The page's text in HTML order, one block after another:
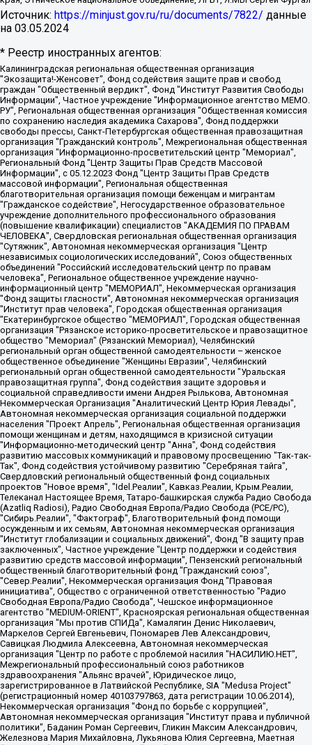
Источник: https://minjust.gov.ru/ru/documents/7822/ данные
на 03.05.2024
* Реестр иностранных агентов:
Калининградская региональная общественная организация "Экозащита!-Женсовет", Фонд содействия защите прав и свобод граждан "Общественный вердикт", Фонд "Институт Развития Свободы Информации", Частное учреждение "Информационное агентство МЕМО. РУ", Региональная общественная организация "Общественная комиссия по сохранению наследия академика Сахарова", Фонд поддержки свободы прессы, Санкт-Петербургская общественная правозащитная организация "Гражданский контроль", Межрегиональная общественная организация "Информационно-просветительский центр "Мемориал", Региональный Фонд "Центр Защиты Прав Средств Массовой Информации", с 05.12.2023 Фонд "Центр Защиты Прав Средств массовой информации", Региональная общественная благотворительная организация помощи беженцам и мигрантам "Гражданское содействие", Негосударственное образовательное учреждение дополнительного профессионального образования (повышение квалификации) специалистов "АКАДЕМИЯ ПО ПРАВАМ ЧЕЛОВЕКА", Свердловская региональная общественная организация "Сутяжник", Автономная некоммерческая организация "Центр независимых социологических исследований", Союз общественных объединений "Российский исследовательский центр по правам человека", Региональное общественное учреждение научно-информационный центр "МЕМОРИАЛ", Некоммерческая организация "Фонд защиты гласности", Автономная некоммерческая организация "Институт прав человека", Городская общественная организация "Екатеринбургское общество "МЕМОРИАЛ", Городская общественная организация "Рязанское историко-просветительское и правозащитное общество "Мемориал" (Рязанский Мемориал), Челябинский региональный орган общественной самодеятельности – женское общественное объединение "Женщины Евразии", Челябинский региональный орган общественной самодеятельности "Уральская правозащитная группа", Фонд содействия защите здоровья и социальной справедливости имени Андрея Рылькова, Автономная Некоммерческая Организация "Аналитический Центр Юрия Левады", Автономная некоммерческая организация социальной поддержки населения "Проект Апрель", Региональная общественная организация помощи женщинам и детям, находящимся в кризисной ситуации "Информационно-методический центр "Анна", Фонд содействия развитию массовых коммуникаций и правовому просвещению "Так-так-Так", Фонд содействия устойчивому развитию "Серебряная тайга", Свердловский региональный общественный фонд социальных проектов "Новое время", "Idel.Реалии", Кавказ.Реалии, Крым.Реалии, Телеканал Настоящее Время, Татаро-башкирская служба Радио Свобода (Azatliq Radiosi), Радио Свободная Европа/Радио Свобода (PCE/PC), "Сибирь.Реалии", "Фактограф", Благотворительный фонд помощи осужденным и их семьям, Автономная некоммерческая организация "Институт глобализации и социальных движений", Фонд "В защиту прав заключенных", Частное учреждение "Центр поддержки и содействия развитию средств массовой информации", Пензенский региональный общественный благотворительный фонд "Гражданский союз", "Север.Реалии", Некоммерческая организация Фонд "Правовая инициатива", Общество с ограниченной ответственностью "Радио Свободная Европа/Радио Свобода", Чешское информационное агентство "MEDIUM-ORIENT", Красноярская региональная общественная организация "Мы против СПИДа", Камалягин Денис Николаевич, Маркелов Сергей Евгеньевич, Пономарев Лев Александрович, Савицкая Людмила Алексеевна, Автономная некоммерческая организация "Центр по работе с проблемой насилия "НАСИЛИЮ.НЕТ", Межрегиональный профессиональный союз работников здравоохранения "Альянс врачей", Юридическое лицо, зарегистрированное в Латвийской Республике, SIA "Medusa Project" (регистрационный номер 40103797863, дата регистрации 10.06.2014), Некоммерческая организация "Фонд по борьбе с коррупцией", Автономная некоммерческая организация "Институт права и публичной политики", Баданин Роман Сергеевич, Гликин Максим Александрович, Железнова Мария Михайловна, Лукьянова Юлия Сергеевна, Маетная Елизавета Витальевна, Маняхин Петр Борисович, Чуракова Ольга Владимировна, Ярош Юлия Петровна, Юридическое лицо "The Insider SIA", зарегистрированное в Риге, Латвийская Республика (дата регистрации 26.06.2015), являющееся администратором доменного имени интернет-издания "The Insider SIA", https://theins.ru, Постернак Алексей Евгеньевич, Рубин Михаил Аркадьевич, Анин Роман Александрович, Юридическое лицо Istories fonds, зарегистрированное в Латвийской Республике (регистрационный номер 50008295751, дата регистрации 24.02.2020), Великовский Дмитрий Александрович, Долинина Ирина Николаевна, Мароховская Алеся Алексеевна, Шлейнов Роман Юрьевич, Шмагун Олеся Валентиновна, Общество с ограниченной ответственностью "Альтаир 2021", Общество с ограниченной ответственностью "Вега 2021", Общество с ограниченной ответственностью "Главный редактор 2021", Общество с ограниченной ответственностью "Ромашки монолит", Важенков Артем Валерьевич, Ивановская областная общественная организация "Центр гендерных исследований", Гурман Юрий Альбертович, Медиапроект "ОВД-Инфо", Егоров Владимир Владимирович, Жилинский Владимир Александрович, Общество с ограниченной ответственностью "ЗП", Иванова София Юрьевна, Карезина Инна Павловна, Кильтау Екатерина Викторовна, Петров Алексей Викторович, Пискунов Сергей Евгеньевич, Смирнов Сергей Сергеевич, Тихонов Михаил Сергеевич, Общество с ограниченной ответственностью "ЖУРНАЛИСТ-ИНОСТРАННЫЙ АГЕНТ", Арапова Галина Юрьевна, Вольтская Татьяна Анатольевна, Американская компания "Mason G.E.S. Anonymous Foundation" (США), являющаяся владельцем интернет-издания https://mnews.world/, Компания "Stichting Bellingcat", зарегистрированная в Нидерландах (дата регистрации 11.07.2018), Захаров Андрей Вячеславович, Клепиковская Екатерина Дмитриевна, Общество с ограниченной ответственностью "МЕМО", Перл Роман Александрович, Симонов Евгений Алексеевич, Соловьева Елена Анатольевна, Сотников Даниил Владимирович, Сурначева Елизавета Дмитриевна, Автономная некоммерческая организация по защите прав человека и информированию населения "Якутия – Наше Мнение", Общество с ограниченной ответственностью "Москоу диджитал медиа", с 26.01.2023 Общество с ограниченной ответственностью "Чайка Белые сады", Ветошкина Валерия Валерьевна, Заговора Максим Александрович, Межрегиональное общественное движение "Российская ЛГБТ - сеть", Оленичев Максим Владимирович, Павлов Иван Юрьевич, Скворцова Елена Сергеевна, Общество с ограниченной ответственностью "Как бы инагент", Кочетков Игорь Викторович, Общество с ограниченной ответственностью "Честные выборы", Еланчик Олег Александрович, Общество с ограниченной ответственностью "Нобелевский призыв", Гималова Регина Эмилевна, Григорьев Андрей Валерьевич, Григорьева Алина Александровна, Ассоциация по содействию защите прав призывников, альтернативнослужащих и военнослужащих "Правозащитная группа "Гражданин.Армия.Право", Хисамова Регина Фаритовна, Автономная некоммерческая организация по реализации социально-правовых программ "Лилит", Дальневосточное общественное движение "Маяк", Санкт-Петербургская ЛГБТ-инициативная группа "Выход", Инициативная группа ЛГБТ+ "Реверс", Алексеев Андрей Викторович, Бекбулатова Таисия Львовна, Беляев Иван Михайлович, Владыкина Елена Сергеевна, Гельман Марат Александрович, Никульшина Вероника Юрьевна, Толоконникова Надежда Андреевна, Шендерович Виктор Анатольевич, Общество с ограниченной ответственностью "Данное сообщение", Общество с ограниченной ответственностью Издательский дом "Новая глава", Айнбиндер Александра Александровна, Московский комьюнити-центр для ЛГБТ+инициатив, Благотворительный фонд развития филантропии, Deutsche Welle (Германия, Kurt-Schumacher-Strasse 3, 53113 Bonn), Борзунова Мария Михайловна, Воробьев Виктор Викторович, Голубева Анна Львовна, Константинова Алла Михайловна, Малкова Ирина Владимировна, Мурадов Мурад Абдулгалимович, Осетинская Елизавета Николаевна, Понасенков Евгений Николаевич, Ганапольский Матвей Юрьевич, Киселев Евгений Алексеевич, Борухович Ирина Григорьевна, Дремин Иван Тимофеевич, Дубровский Дмитрий Викторович, Красноярская региональная общественная организация поддержки и развития альтернативных образовательных технологий и межкультурных коммуникаций "ИНТЕРРА", Маяковская Екатерина Алексеевна, Фейгин Марк Захарович, Филимонов Андрей Викторович, Дзугкоева Регина Николаевна, Доброхотов Роман Александрович, Дудь Юрий Александрович, Елкин Сергей Владимирович, Кругликов Кирилл Игоревич, Сабунаева Мария Леонидовна, Семенов Алексей Владимирович, Шаинян Карен Багратович, Шульман Екатерина Михайловна, Асафьев Артур Валерьевич, Вахштайн Виктор Семенович, Венедиктов Алексей Алексеевич, Лушникова Екатерина Евгеньевна, Волков Леонид Михайлович, Невзоров Александр Глебович, Пархоменко Сергей Борисович, Сироткин Ярослав Николаевич, Кара-Мурза Владимир Владимирович, Баранова Наталья Владимировна, Гозман Леонид Яковлевич, Кагарлицкий Борис Юльевич, Климарев Михаил Валерьевич, Милов Владимир Станиславович, Автономная некоммерческая организация Краснодарский центр современного искусства "Типография", Моргенштерн Алишер Тагирович, Соболь Любовь Эдуардовна, Общество с ограниченной ответственностью "ЛИЗА НОРМ", Каспаров Гарри Кимович, Ходорковский Михаил Борисович, Общество с ограниченной ответственностью "Апрельские тезисы", Данилович Ирина Брониславовна, Кашин Олег Владимирович, Петров Николай Владимирович, Пивоваров Алексей Владимирович, Соколов Михаил Владимирович, Цветкова Юлия Владимировна, Чичваркин Евгений Александрович, Комитет против пыток/Команда против пыток, Общество с ограниченной ответственностью "Первый научный", Общество с ограниченной ответственностью "Вертолет и ко", Белоцерковская Вероника Борисовна, Кац Максим Евгеньевич, Лазарева Татьяна Юрьевна, Шаведдинов Руслан Табризович, Яшин Илья Валерьевич, Общество с ограниченной ответственностью "Иноагент ААВ", Алешковский Дмитрий Петрович, Альбац Евгения Марковна, Быков Дмитрий Львович, Галямина Юлия Евгеньевна, Лойко Сергей Леонидович, Мартынов Кирилл Константинович, Медведев Сергей Александрович, Крашенинников Федор Геннадиевич, Гордеева Катерина Вл